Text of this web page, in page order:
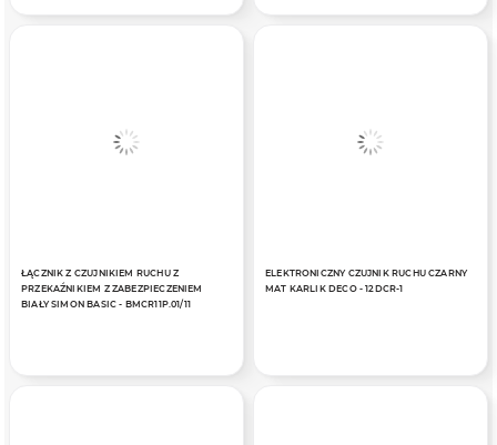
ŁĄCZNIK Z CZUJNIKIEM RUCHU Z
PRZEKAŹNIKIEM Z ZABEZPIECZENIEM
BIAŁY SIMON BASIC - BMCR11P.01/11
ELEKTRONICZNY CZUJNIK RUCHU CZARNY
MAT KARLIK DECO - 12DCR-1